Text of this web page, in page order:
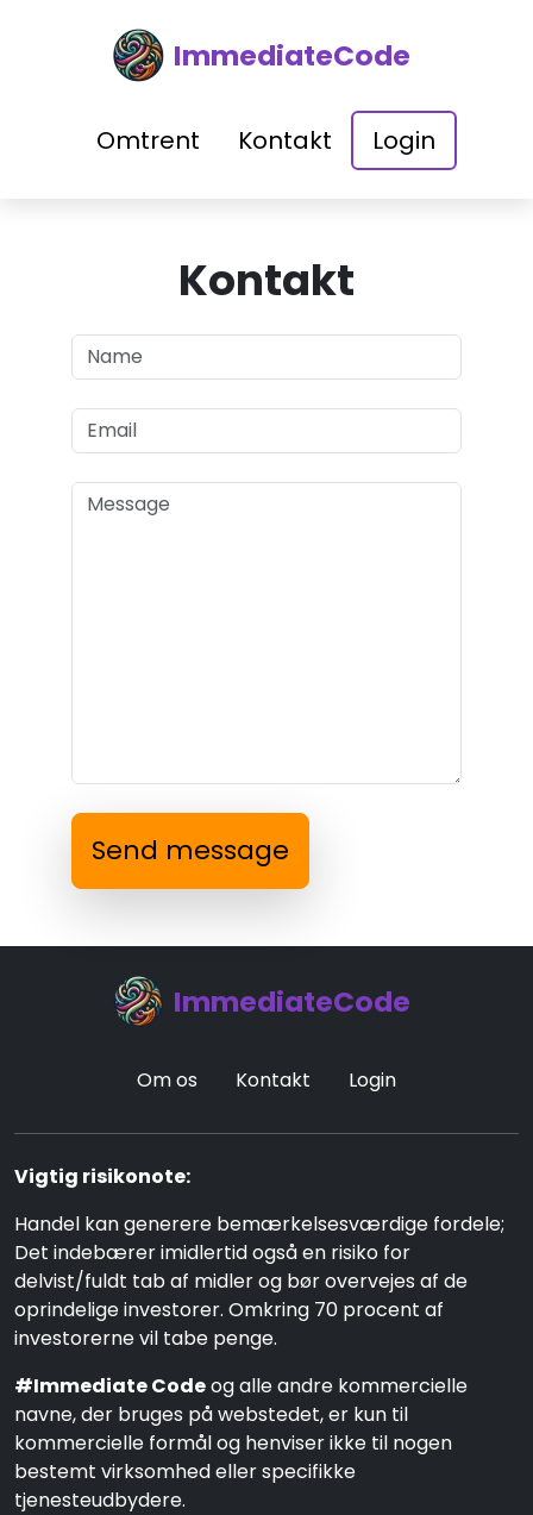
ImmediateCode
Omtrent Kontakt Login
Kontakt
Send message
ImmediateCode
Om os Kontakt Login
Vigtig risikonote:
Handel kan generere bemærkelsesværdige fordele;
Det indebærer imidlertid også en risiko for
delvist/fuldt tab af midler og bør overvejes af de
oprindelige investorer. Omkring 70 procent af
investorerne vil tabe penge.
#Immediate Codeog alle andre kommercielle
navne, der bruges på webstedet, er kun til
kommercielle formål og henviser ikke til nogen
bestemt virksomhed eller specifikke
tjenesteudbydere.